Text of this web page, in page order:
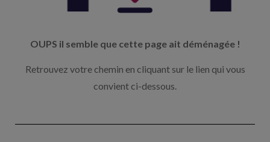
OUPS il semble que cette page ait déménagée !
Retrouvez votre chemin en cliquant sur le lien qui vous
convient ci-dessous.